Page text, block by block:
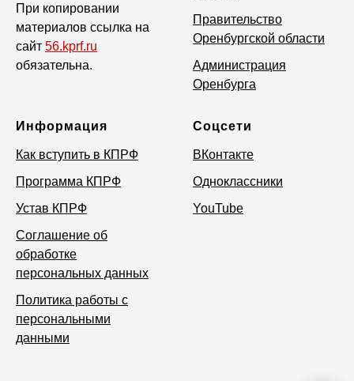
При копировании
материалов ссылка на
сайт 56.kprf.ru
обязательна.
Правительство
Оренбургской области
Администрация
Оренбурга
Информация
Как вступить в КПРФ
Программа КПРФ
Устав КПРФ
Соглашение об
обработке
персональных данных
Политика работы с
персональными
данными
Соцсети
ВКонтакте
Одноклассники
YouTube